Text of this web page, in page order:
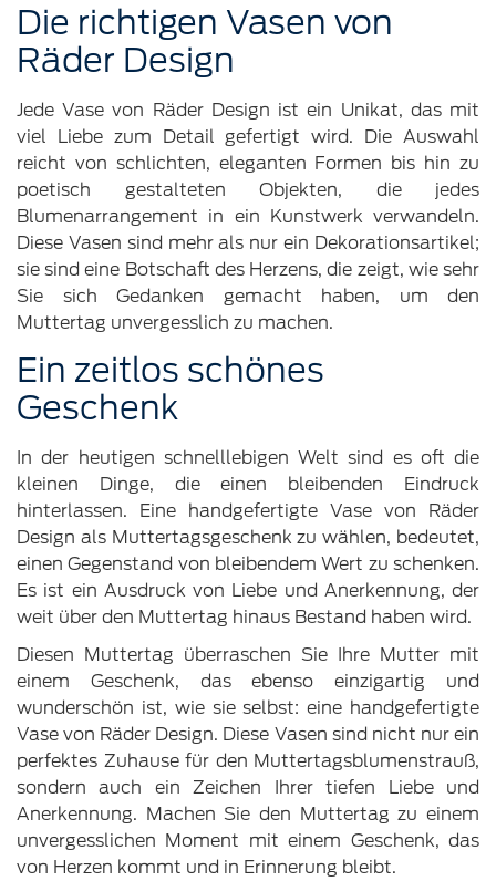
Die richtigen Vasen von
Räder Design
Jede Vase von Räder Design ist ein Unikat, das mit
viel Liebe zum Detail gefertigt wird. Die Auswahl
reicht von schlichten, eleganten Formen bis hin zu
poetisch gestalteten Objekten, die jedes
Blumenarrangement in ein Kunstwerk verwandeln.
Diese Vasen sind mehr als nur ein Dekorationsartikel;
sie sind eine Botschaft des Herzens, die zeigt, wie sehr
Sie sich Gedanken gemacht haben, um den
Muttertag unvergesslich zu machen.
Ein zeitlos schönes
Geschenk
In der heutigen schnelllebigen Welt sind es oft die
kleinen Dinge, die einen bleibenden Eindruck
hinterlassen. Eine handgefertigte Vase von Räder
Design als Muttertagsgeschenk zu wählen, bedeutet,
einen Gegenstand von bleibendem Wert zu schenken.
Es ist ein Ausdruck von Liebe und Anerkennung, der
weit über den Muttertag hinaus Bestand haben wird.
Diesen Muttertag überraschen Sie Ihre Mutter mit
einem Geschenk, das ebenso einzigartig und
wunderschön ist, wie sie selbst: eine handgefertigte
Vase von Räder Design. Diese Vasen sind nicht nur ein
perfektes Zuhause für den Muttertagsblumenstrauß,
sondern auch ein Zeichen Ihrer tiefen Liebe und
Anerkennung. Machen Sie den Muttertag zu einem
unvergesslichen Moment mit einem Geschenk, das
von Herzen kommt und in Erinnerung bleibt.